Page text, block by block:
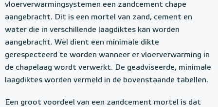
vloerverwarmingsystemen een zandcement chape
aangebracht. Dit is een mortel van zand, cement en
water die in verschillende laagdiktes kan worden
aangebracht. Wel dient een minimale dikte
gerespecteerd te worden wanneer er vloerverwarming in
de chapelaag wordt verwerkt. De geadviseerde, minimale
laagdiktes worden vermeld in de bovenstaande tabellen.
Een groot voordeel van een zandcement mortel is dat